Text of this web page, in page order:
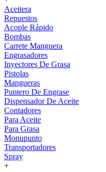
Aceitera
Repuestos
Acople Rápido
Bombas
Carrete Manguera
Engrasadores
Inyectores De Grasa
Pistolas
Mangueras
Puntero De Engrase
Dispensador De Aceite
Contadores
Para Aceite
Para Grasa
Monupunto
Transportadores
Spray
+